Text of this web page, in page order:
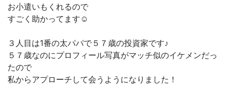
お小遣いもくれるので
すごく助かってます☺️
３人目は1番の太パパで５７歳の投資家です♪
５７歳なのにプロフィール写真がマッチ似のイケメンだっ
たので
私からアプローチして会うようになりました！